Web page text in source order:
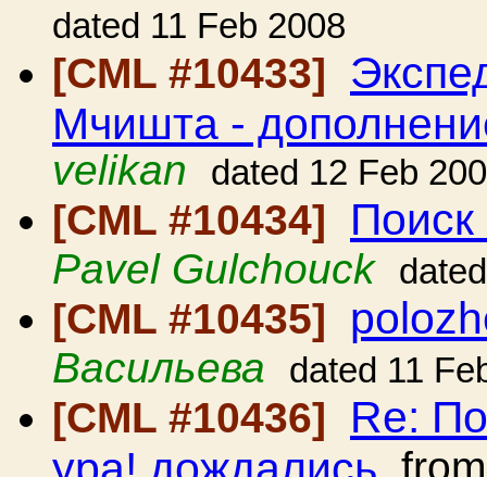
dated 11 Feb 2008
[CML #10433]
Мчишта -
velikan
dated 12 Feb
[CML #10434]
Pavel Gulchouck
[CML #10435]
Васильева dated 11
[CML #10436] Re:
ура! дождались